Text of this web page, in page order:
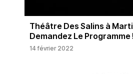
Théâtre Des Salins à
Demandez Le Programme
14 février 2022